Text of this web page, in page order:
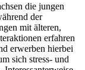
die jungen
der
mit älteren,
erfahren
erwerben hierbei
sich stress- und